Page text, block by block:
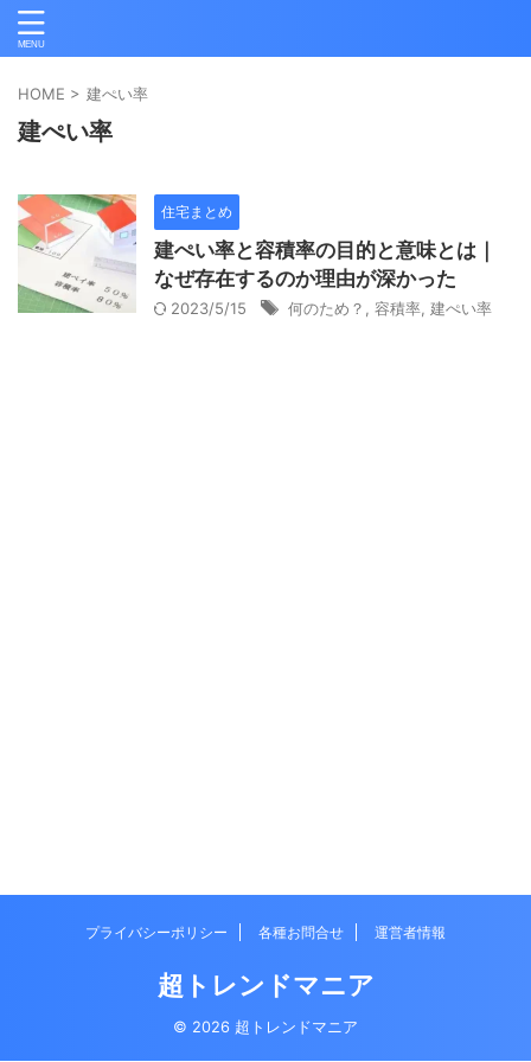
HOME > 建ぺい率
建ぺい率
住宅まとめ
建ぺい率と容積率の目的と意味とは｜
なぜ存在するのか理由が深かった
2023/5/15 何のため？ 容積率 建ぺい率
プライバシーポリシー 各種お問合せ 運営者情報
超トレンドマニア
© 2026 超トレンドマニア